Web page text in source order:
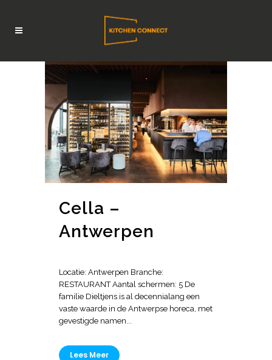
Cella –
Antwerpen
Locatie: Antwerpen Branche:
RESTAURANT Aantal schermen: 5 De
familie Dieltjens is al decennialang een
vaste waarde in de Antwerpse horeca, met
gevestigde namen...
Lees Meer